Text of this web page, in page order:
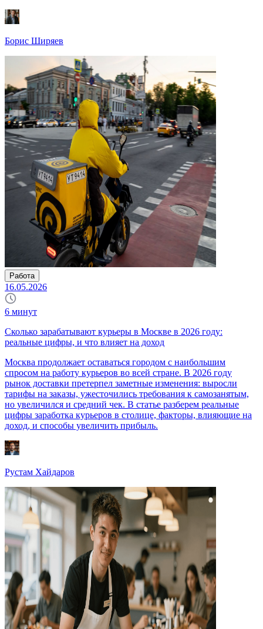
Борис Ширяев
Работа
16.05.2026
6 минут
Сколько зарабатывают курьеры в Москве в 2026 году:
реальные цифры, и что влияет на доход
Москва продолжает оставаться городом с наибольшим
спросом на работу курьеров во всей стране. В 2026 году
рынок доставки претерпел заметные изменения: выросли
тарифы на заказы, ужесточились требования к самозанятым,
но увеличился и средний чек. В статье разберем реальные
цифры заработка курьеров в столице, факторы, влияющие на
доход, и способы увеличить прибыль.
Рустам Хайдаров